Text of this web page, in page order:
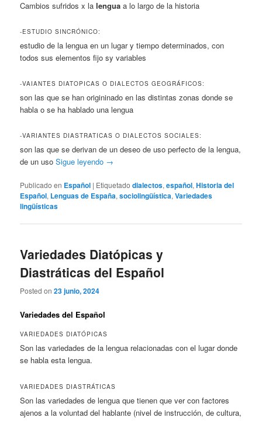
Cambios sufridos x lalengua a lo largo de la historia
-ESTUDIO SINCRÓNICO:
estudio de la lengua en un lugar y tiempo determinados, con
todos sus elementos fijo sy variables
-VAIANTES DIATOPICAS O DIALECTOS GEOGRÁFICOS:
son las que se han origininado en las distintas zonas donde se
habla o se ha hablado una lengua
-VARIANTES DIASTRATICAS O DIALECTOS SOCIALES:
son las que se derivan de un deseo de uso perfecto de la lengua,
de un usoSigue leyendo →
Publicado en Español | Etiquetado dialectos,español,Historia del
Español, Lenguas de España,sociolingüística,Variedades
lingüísticas
Variedades Diatópicas y
Diastráticas del Español
Posted on23 junio, 2024
Variedades del Español
VARIEDADES DIATÓPICAS
Son las variedades de la lengua relacionadas con el lugar donde
se habla esta lengua.
VARIEDADES DIASTRÁTICAS
Son las variedades de lengua que tienen que ver con factores
ajenos a la voluntad del hablante (nivel de instrucción, de cultura,